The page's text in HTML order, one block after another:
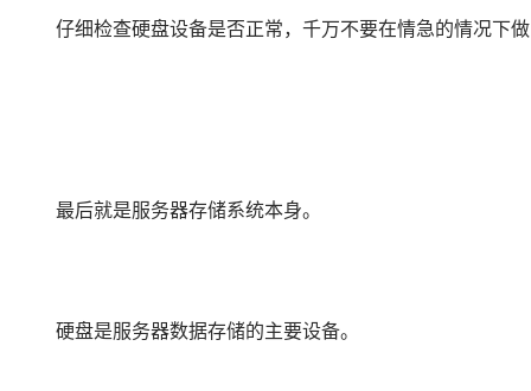
仔细检查硬盘设备是否正常，千万不要在情急的情况下
最后就是服务器存储系统本身。
硬盘是服务器数据存储的主要设备。